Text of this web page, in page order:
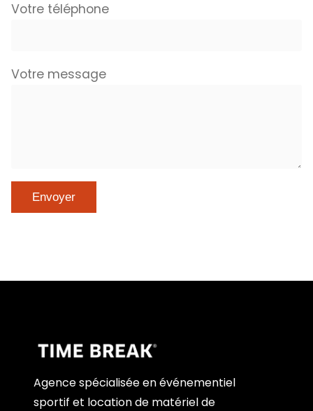
Votre téléphone
Votre message
Agence spécialisée en événementiel
sportif et location de matériel de